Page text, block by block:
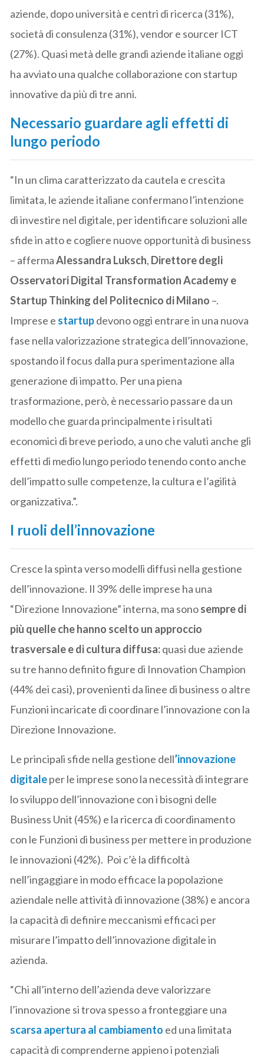
aziende, dopo università e centri di ricerca (31%),
società di consulenza (31%), vendor e sourcer ICT
(27%). Quasi metà delle grandi aziende italiane oggi
ha avviato una qualche collaborazione con startup
innovative da più di tre anni.
Necessario guardare agli effetti di
lungo periodo
“In un clima caratterizzato da cautela e crescita
limitata, le aziende italiane confermano l’intenzione
di investire nel digitale, per identificare soluzioni alle
sfide in atto e cogliere nuove opportunità di business
– affermaAlessandra Luksch, Direttore degli
Osservatori Digital Transformation Academy e
Startup Thinking del Politecnico di Milano –.
Imprese e startupdevono oggi entrare in una nuova
fase nella valorizzazione strategica dell’innovazione,
spostando il focus dalla pura sperimentazione alla
generazione di impatto. Per una piena
trasformazione, però, è necessario passare da un
modello che guarda principalmente i risultati
economici di breve periodo, a uno che valuti anche gli
effetti di medio lungo periodo tenendo conto anche
dell’impatto sulle competenze, la cultura e l’agilità
organizzativa.”.
I ruoli dell’innovazione
Cresce la spinta verso modelli diffusi nella gestione
dell’innovazione. Il 39% delle imprese ha una
“Direzione Innovazione” interna, ma sonosempre di
più quelle che hanno scelto un approccio
trasversale e di cultura diffusa:quasi due aziende
su tre hanno definito figure di Innovation Champion
(44% dei casi), provenienti da linee di business o altre
Funzioni incaricate di coordinare l’innovazione con la
Direzione Innovazione.
Le principali sfide nella gestione dell’innovazione
digitaleper le imprese sono la necessità di integrare
lo sviluppo dell’innovazione con i bisogni delle
Business Unit (45%) e la ricerca di coordinamento
con le Funzioni di business per mettere in produzione
le innovazioni (42%). Poi c’è la difficoltà
nell’ingaggiare in modo efficace la popolazione
aziendale nelle attività di innovazione (38%) e ancora
la capacità di definire meccanismi efficaci per
misurare l’impatto dell’innovazione digitale in
azienda.
“Chi all’interno dell’azienda deve valorizzare
l’innovazione si trova spesso a fronteggiare una
scarsa apertura al cambiamento ed una limitata
capacità di comprenderne appieno i potenziali